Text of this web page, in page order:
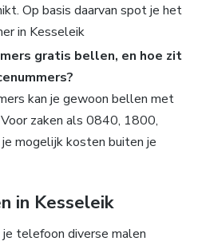
Op basis daarvan spot je het
in Kesseleik
gratis bellen, en hoe zit
kan je gewoon bellen met
zaken als 0840, 1800,
mogelijk kosten buiten je
in Kesseleik
telefoon diverse malen